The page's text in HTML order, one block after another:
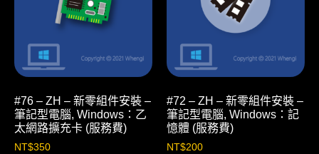
#76 – ZH – 新零組件安裝 –
筆記型電腦, Windows：乙
太網路擴充卡 (服務費)
NT$350
#72 – ZH – 新零組件安裝 –
筆記型電腦, Windows：記
憶體 (服務費)
NT$200